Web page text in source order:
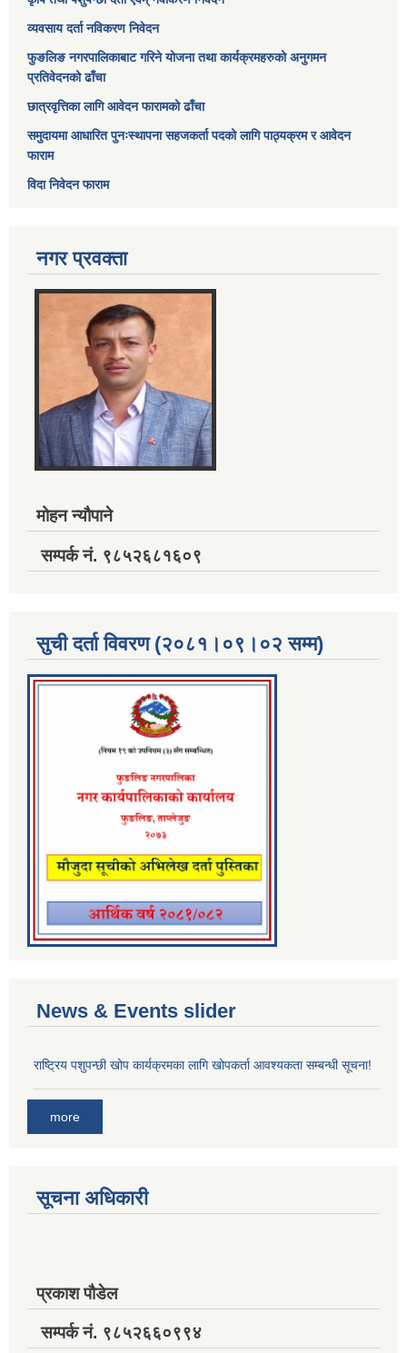
व्यवसाय दर्ता नविकरण निवेदन
फुङलिङ नगरपालिकाबाट गरिने योजना तथा कार्यक्रमहरुको अनुगमन
प्रतिवेदनको ढाँचा
छात्रवृत्तिका लागि आवेदन फारामको ढाँचा
समुदायमा आधारित पुनःस्थापना सहजकर्ता पदको लागि पाठ्यक्रम र आवेदन
फाराम
विदा निवेदन फाराम
नगर प्रवक्ता
मोहन न्यौपाने
सम्पर्क नं. ९८५२६८१६०९
सुची दर्ता विवरण (२०८१।०९।०२ सम्म)
News & Events slider
राष्ट्रिय पशुपन्छी खोप कार्यक्रमका लागि खोपकर्ता आवश्यकता सम्बन्धी सूचना!
more
सूचना अधिकारी
प्रकाश पौडेल
सम्पर्क नं. ९८५२६६०९९४